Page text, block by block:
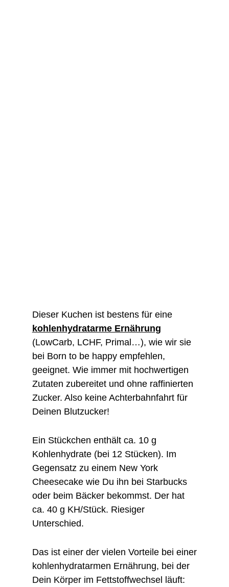
Dieser Kuchen ist bestens für eine
kohlenhydratarme Ernährung
(LowCarb, LCHF, Primal…), wie wir sie
bei Born to be happy empfehlen,
geeignet. Wie immer mit hochwertigen
Zutaten zubereitet und ohne raffinierten
Zucker. Also keine Achterbahnfahrt für
Deinen Blutzucker!
Ein Stückchen enthält ca. 10 g
Kohlenhydrate (bei 12 Stücken). Im
Gegensatz zu einem New York
Cheesecake wie Du ihn bei Starbucks
oder beim Bäcker bekommst. Der hat
ca. 40 g KH/Stück. Riesiger
Unterschied.
Das ist einer der vielen Vorteile bei einer
kohlenhydratarmen Ernährung, bei der
Dein Körper im Fettstoffwechsel läuft: